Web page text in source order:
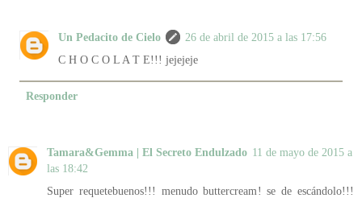
Un Pedacito de Cielo
26 de abril de 2015 a las 17:56
C H O C O L A T E!!! jejejeje
Responder
Tamara&Gemma | El Secreto Endulzado 11 de mayo de 2015 a
las 18:42
Super requetebuenos!!! menudo buttercream! se de escándolo!!!